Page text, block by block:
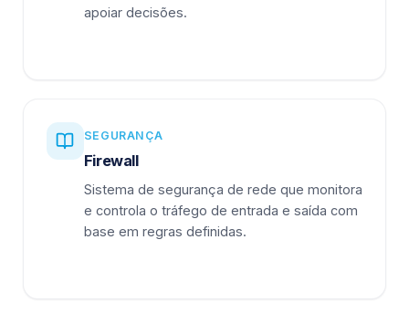
apoiar decisões.
SEGURANÇA
Firewall
Sistema de segurança de rede que monitora
e controla o tráfego de entrada e saída com
base em regras definidas.